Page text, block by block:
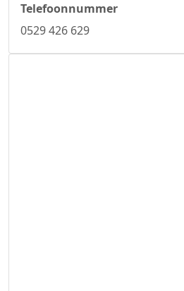
Telefoonnummer
0529 426 629